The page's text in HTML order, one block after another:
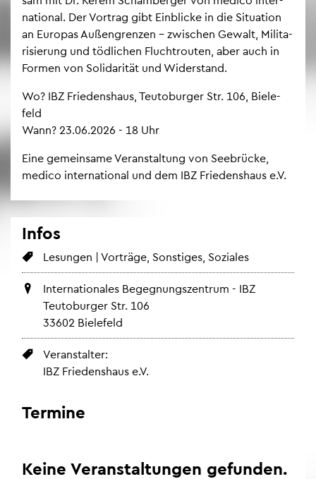
na­tio­nal. Der Vor­trag gibt Ein­bli­cke in die Si­tua­ti­on
an Eu­ro­pas Au­ßen­gren­zen – zwi­schen Ge­walt, Mi­li­ta­
ri­sie­rung und töd­li­chen Flucht­rou­ten, aber auch in
For­men von So­li­da­ri­tät und Wi­der­stand.
Wo? IBZ Frie­dens­haus, Teu­to­bur­ger Str. 106, Bie­le­
feld
Wann? 23.06.2026 - 18 Uhr
Eine ge­mein­sa­me Ver­an­stal­tung von See­brü­cke,
med­ico in­ter­na­tio­nal und dem IBZ Frie­dens­haus e.V.
Infos
Le­sun­gen | Vor­trä­ge, Sons­ti­ges, So­zia­les
In­ter­na­tio­na­les Be­geg­nungs­zen­trum - IBZ
Teu­to­bur­ger Str. 106
33602 Bie­le­feld
Ver­an­stal­ter:
IBZ Frie­dens­haus e.V.
Ter­mi­ne
Keine Ver­an­stal­tun­gen ge­fun­den.